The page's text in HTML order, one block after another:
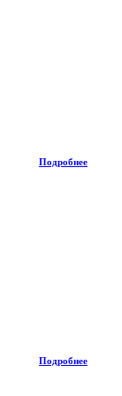
Подробнее
Подробнее